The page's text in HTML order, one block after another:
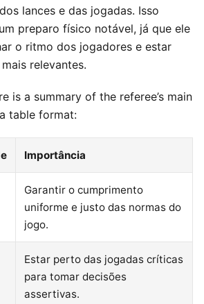
lances e das jogadas. Isso
preparo físico notável, já que ele
o ritmo dos jogadores e estar
relevantes.
is a summary of the referee’s main
table format:
Importância
Garantir o cumprimento
uniforme e justo das normas do
jogo.
Estar perto das jogadas críticas
para tomar decisões
assertivas.